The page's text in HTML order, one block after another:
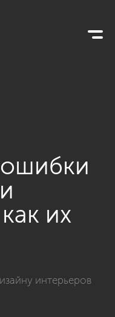
их
интерьеров